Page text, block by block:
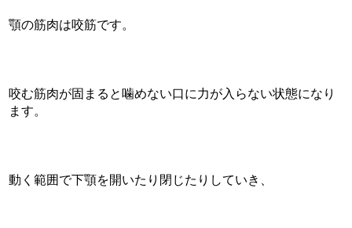
顎の筋肉は咬筋です。
咬む筋肉が固まると噛めない口に力が入らない状態になり
ます。
動く範囲で下顎を開いたり閉じたりしていき、